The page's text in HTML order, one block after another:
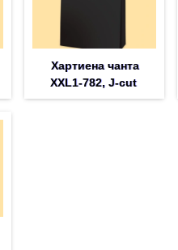
Хартиена чанта
XXL1-782, J-cut